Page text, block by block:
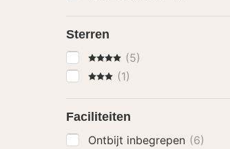
Sterren
4 Sterren
(5)
3 Sterren
(1)
Faciliteiten
Ontbijt inbegrepen (6)